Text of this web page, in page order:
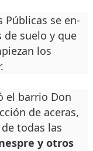
Públicas se en­
suelo y que
los
el barrio Don
de aceras,
todas las
y otros